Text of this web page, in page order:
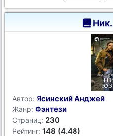
Автор: Ясинский Анджей
Жанр: Фэнтези
Страниц: 230
Рейтинг: 148 (4.48)